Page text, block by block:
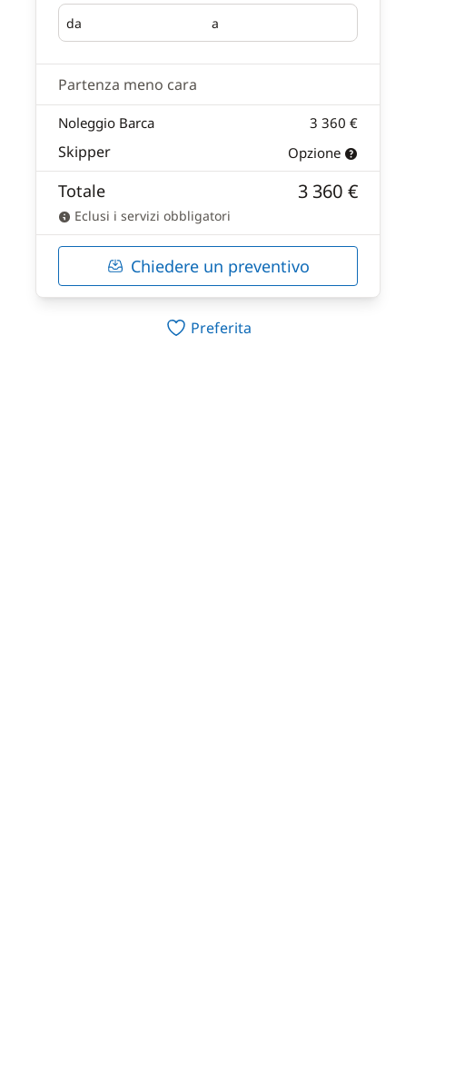
da
Partenza a
Ritorno
Partenza meno cara
Noleggio Barca 3 360 €
Skipper Opzione
Totale 3 360 €
Eclusi i servizi obbligatori
Chiedere un preventivo
Preferita